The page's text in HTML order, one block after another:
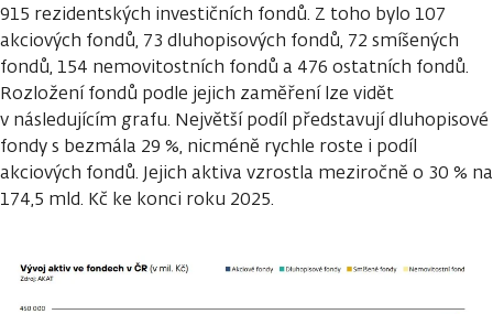
915 rezidentských investičních fondů. Z toho bylo 107
akciových fondů, 73 dluhopisových fondů, 72 smíšených
fondů, 154 nemovitostních fondů a 476 ostatních fondů.
Rozložení fondů podle jejich zaměření lze vidět
v následujícím grafu. Největší podíl představují dluhopisové
fondy s bezmála 29 %, nicméně rychle roste i podíl
akciových fondů. Jejich aktiva vzrostla meziročně o 30 % na
174,5 mld. Kč ke konci roku 2025.